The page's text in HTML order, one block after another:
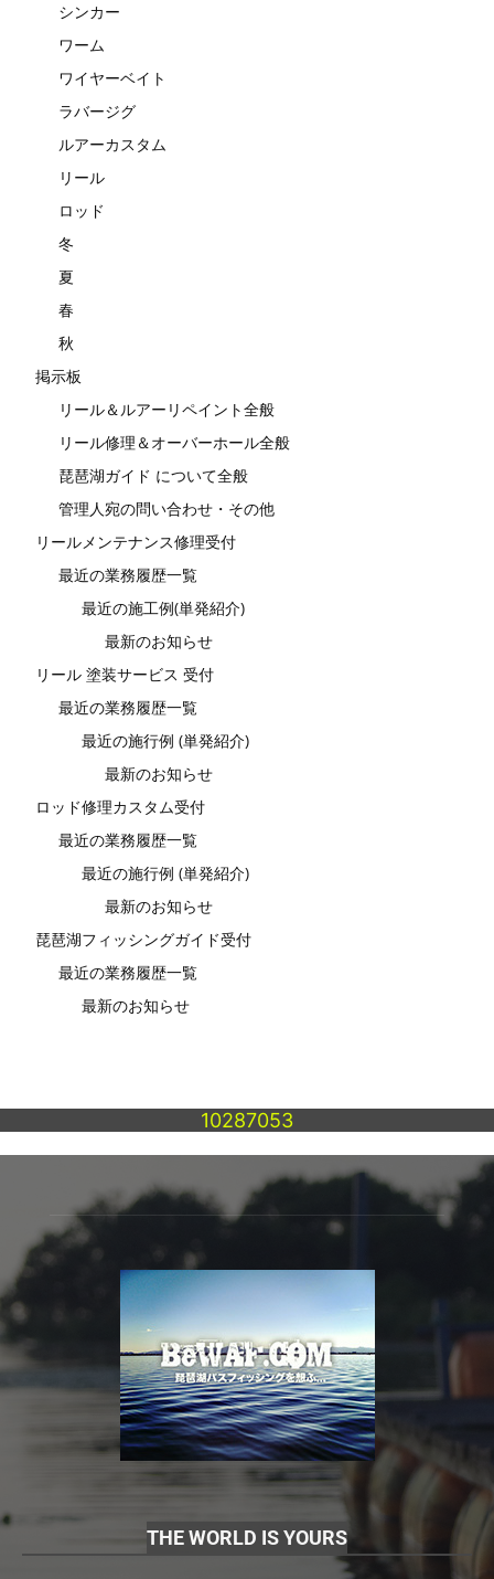
シンカー
ワーム
ワイヤーベイト
ラバージグ
ルアーカスタム
リール
ロッド
冬
夏
春
秋
掲示板
リール＆ルアーリペイント全般
リール修理＆オーバーホール全般
琵琶湖ガイド について全般
管理人宛の問い合わせ・その他
リールメンテナンス修理受付
最近の業務履歴一覧
最近の施工例(単発紹介)
最新のお知らせ
リール 塗装サービス 受付
最近の業務履歴一覧
最近の施行例 (単発紹介)
最新のお知らせ
ロッド修理カスタム受付
最近の業務履歴一覧
最近の施行例 (単発紹介)
最新のお知らせ
琵琶湖フィッシングガイド受付
最近の業務履歴一覧
最新のお知らせ
10287053
THE WORLD IS YOURS